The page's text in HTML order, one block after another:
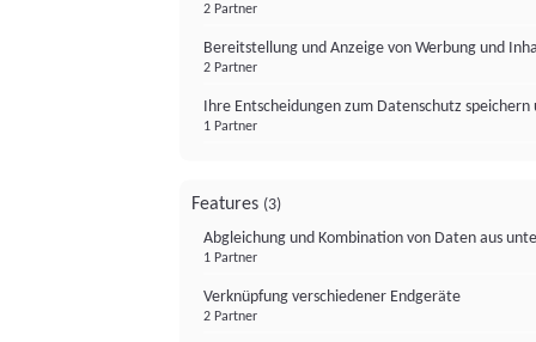
2 Partner
Bereitstellung und Anzeige von Werbung und
2 Partner
Ihre Entscheidungen zum Datenschutz
1 Partner
Features (3)
Abgleichung und Kombination von Daten aus
1 Partner
Verknüpfung verschiedener Endgeräte
2 Partner